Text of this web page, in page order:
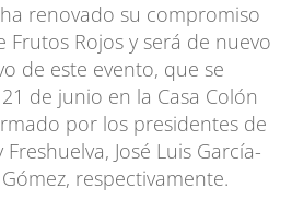
renovado su compromiso
Rojos y será de nuevo
de este evento, que se
de junio en la Casa Colón
por los presidentes de
José Luis García-
respectivamente.